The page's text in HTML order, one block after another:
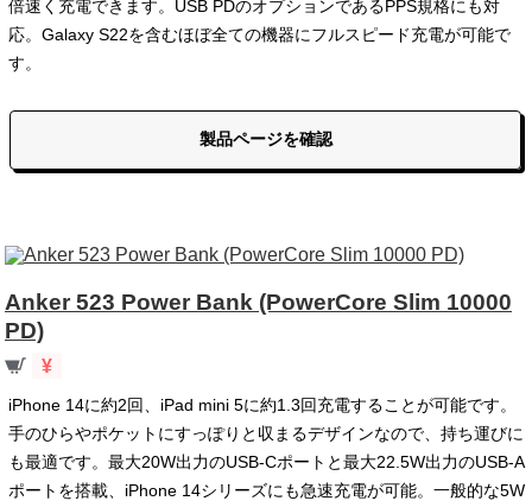
倍速く充電できます。USB PDのオプションであるPPS規格にも対
応。Galaxy S22を含むほぼ全ての機器にフルスピード充電が可能で
す。
製品ページを確認
Anker 523 Power Bank (PowerCore Slim 10000
PD)
¥
iPhone 14に約2回、iPad mini 5に約1.3回充電することが可能です。
手のひらやポケットにすっぽりと収まるデザインなので、持ち運びに
も最適です。最大20W出力のUSB-Cポートと最大22.5W出力のUSB-A
ポートを搭載、iPhone 14シリーズにも急速充電が可能。一般的な5W